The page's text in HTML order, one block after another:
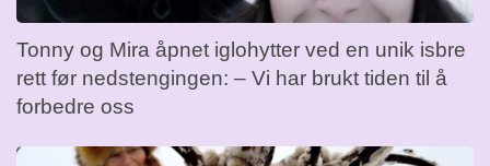
Tonny og Mira åpnet iglohytter ved en unik isbre
rett før nedstengingen: – Vi har brukt tiden til å
forbedre oss